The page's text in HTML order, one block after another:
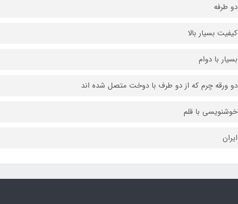
دو طرفه
کیفیت بسیار بالا
بسیار با دوام
دو ورقه چرم که از دو طرف با دوخت متصل شده اند
خوشنویسی با قلم
ایران